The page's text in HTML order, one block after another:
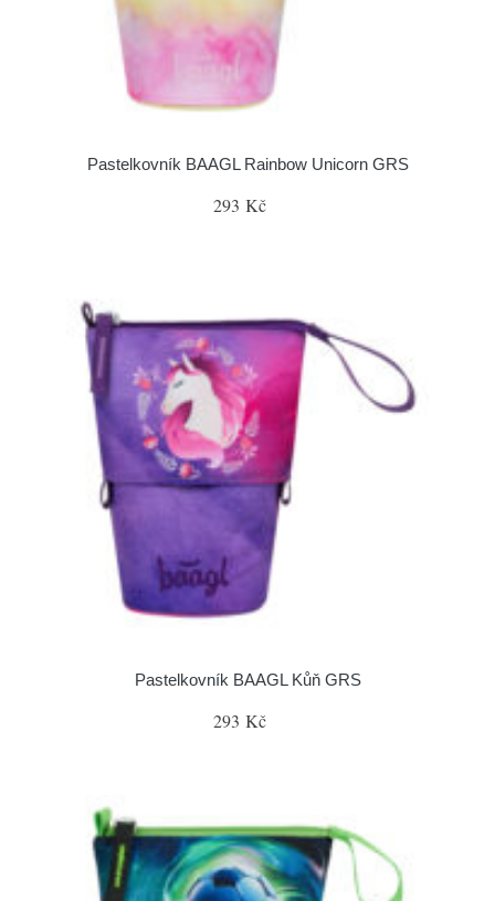
Pastelkovník BAAGL Rainbow Unicorn GRS
293 Kč
Pastelkovník BAAGL Kůň GRS
293 Kč